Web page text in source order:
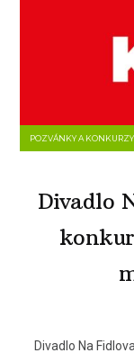
POZVÁNKY A KONKURZY
Divadlo
Divadlo Na